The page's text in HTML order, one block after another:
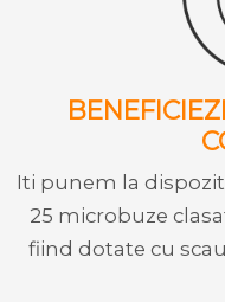
Iti punem la
25 microbuze
fiind dotate cu